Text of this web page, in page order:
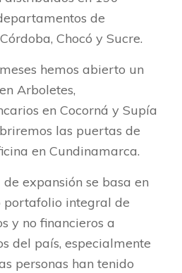
de
Chocó y Sucre.
hemos abierto un
Arboletes,
en Cocorná y Supía
las puertas de
en Cundinamarca.
expansión se basa en
portafolio integral de
y no financieros a
del país, especialmente
personas han tenido